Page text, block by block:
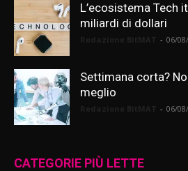
L’ecosistema Tech
miliardi di dollari
- 06/
Settimana corta?
meglio
- 06/
CATEGORIE PIÙ LETTE